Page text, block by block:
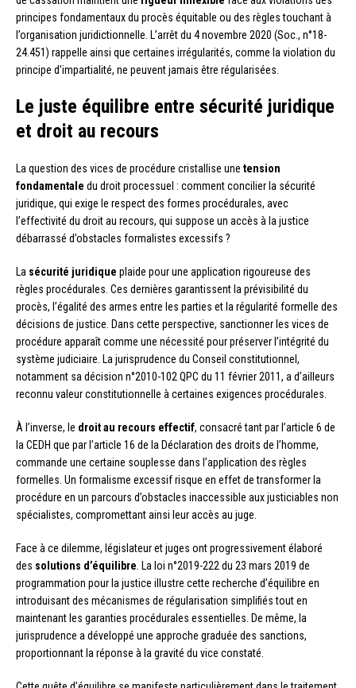
principes fondamentaux du procès équitable ou des règles touchant à
l’organisation juridictionnelle. L’arrêt du 4 novembre 2020 (Soc., n°18-
24.451) rappelle ainsi que certaines irrégularités, comme la violation du
principe d’impartialité, ne peuvent jamais être régularisées.
Le juste équilibre entre sécurité juridique
et droit au recours
La question des vices de procédure cristallise une tension
fondamentale du droit processuel : comment concilier la sécurité
juridique, qui exige le respect des formes procédurales, avec
l’effectivité du droit au recours, qui suppose un accès à la justice
débarrassé d’obstacles formalistes excessifs ?
La sécurité juridique plaide pour une application rigoureuse des
règles procédurales. Ces dernières garantissent la prévisibilité du
procès, l’égalité des armes entre les parties et la régularité formelle des
décisions de justice. Dans cette perspective, sanctionner les vices de
procédure apparaît comme une nécessité pour préserver l’intégrité du
système judiciaire. La jurisprudence du Conseil constitutionnel,
notamment sa décision n°2010-102 QPC du 11 février 2011, a d’ailleurs
reconnu valeur constitutionnelle à certaines exigences procédurales.
À l’inverse, le droit au recours effectif, consacré tant par l’article 6 de
la CEDH que par l’article 16 de la Déclaration des droits de l’homme,
commande une certaine souplesse dans l’application des règles
formelles. Un formalisme excessif risque en effet de transformer la
procédure en un parcours d’obstacles inaccessible aux justiciables non
spécialistes, compromettant ainsi leur accès au juge.
Face à ce dilemme, législateur et juges ont progressivement élaboré
des solutions d’équilibre . La loi n°2019-222 du 23 mars 2019 de
programmation pour la justice illustre cette recherche d’équilibre en
introduisant des mécanismes de régularisation simplifiés tout en
maintenant les garanties procédurales essentielles. De même, la
jurisprudence a développé une approche graduée des sanctions,
proportionnant la réponse à la gravité du vice constaté.